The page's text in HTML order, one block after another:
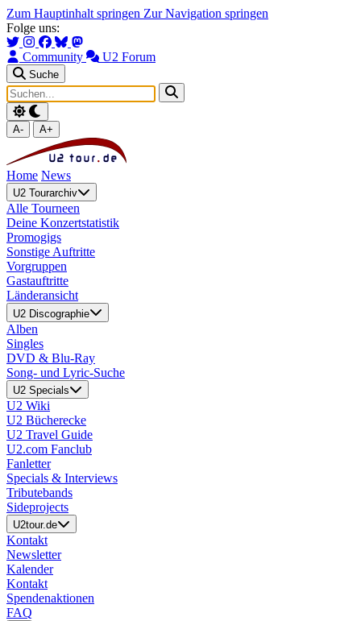
Zum Hauptinhalt springen Zur Navigation springen
Folge uns:
Community U2 Forum
Suche
A- A+
Home News
U2 Tourarchiv
Alle Tourneen
Deine Konzertstatistik
Promogigs
Sonstige Auftritte
Vorgruppen
Gastauftritte
Länderansicht
U2 Discographie
Alben
Singles
DVD & Blu-Ray
Song- und Lyric-Suche
U2 Specials
U2 Wiki
U2 Bücherecke
U2 Travel Guide
U2.com Fanclub
Fanletter
Specials & Interviews
Tributebands
Sideprojects
U2tour.de
Kontakt
Newsletter
Kalender
Kontakt
Spendenaktionen
FAQ